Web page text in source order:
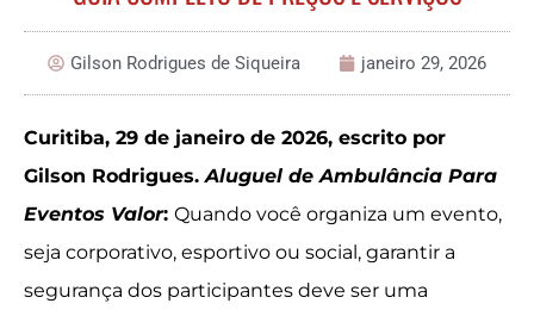
Gilson Rodrigues de Siqueira janeiro 29, 2026
Curitiba, 29 de janeiro de 2026, escrito por
Gilson Rodrigues.Aluguel de Ambulância Para
Eventos Valor: Quando você organiza um evento,
seja corporativo, esportivo ou social, garantir a
segurança dos participantes deve ser uma